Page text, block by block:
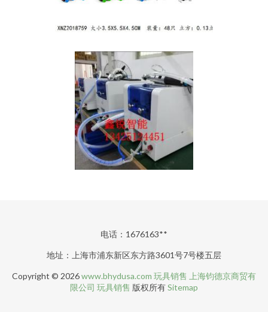
电话：1676163**
地址：上海市浦东新区东方路3601号7号楼五层
Copyright © 2026www.bhydusa.com 玩具销售
上海钧德京商贸有
限公司 玩具销售 版权所有Sitemap